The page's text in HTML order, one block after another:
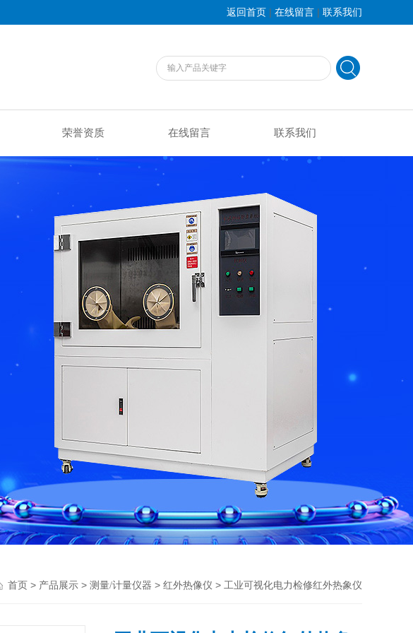
返回首页 | 在线留言 | 联系我们
荣誉资质 在线留言 联系我们
首页 > 产品展示 > 测量/计量仪器 > 红外热像仪 > 工业可视化电力检修红外热象仪